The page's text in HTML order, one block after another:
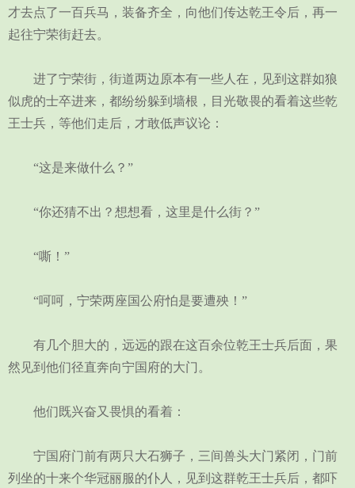
才去点了一百兵马，装备齐全，向他们传达乾王令后，再一
起往宁荣街赶去。
进了宁荣街，街道两边原本有一些人在，见到这群如狼
似虎的士卒进来，都纷纷躲到墙根，目光敬畏的看着这些乾
王士兵，等他们走后，才敢低声议论：
“这是来做什么？”
“你还猜不出？想想看，这里是什么街？”
“嘶！”
“呵呵，宁荣两座国公府怕是要遭殃！”
有几个胆大的，远远的跟在这百余位乾王士兵后面，果
然见到他们径直奔向宁国府的大门。
他们既兴奋又畏惧的看着：
宁国府门前有两只大石狮子，三间兽头大门紧闭，门前
列坐的十来个华冠丽服的仆人，见到这群乾王士兵后，都吓